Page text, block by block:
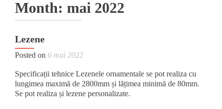
Month: mai 2022
Lezene
Posted on 6 mai 2022
Specificații tehnice Lezenele ornamentale se pot realiza cu
lungimea maximă de 2800mm și lățimea minimă de 80mm.
Se pot realiza și lezene personalizate.